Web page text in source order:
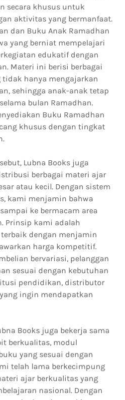
secara khusus untuk
aktivitas yang bermanfaat.
dan Buku Anak Ramadhan
yang berniat mempelajari
edukatif dengan
Materi ini berisi berbagai
hanya mengajarkan
sehingga anak-anak tetap
bulan Ramadhan.
Buku Ramadhan
khusus dengan tingkat
Lubna Books juga
berbagai materi ajar
atau kecil. Dengan sistem
kami menjamin bahwa
ke bermacam area
Prinsip kami adalah
dengan menjamin
harga kompetitif.
bervariasi, pelanggan
sesuai dengan kebutuhan
pendidikan, distributor
ingin mendapatkan
Books juga bekerja sama
berkualitas, modul
yang sesuai dengan
telah lama berkecimpung
ajar berkualitas yang
nasional. Dengan